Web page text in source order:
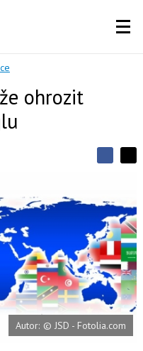
ohrozit
S
l
e
t
S
e
j
t
e
a
F
a
e
b
o
o
e
j
t
e
n
a
s
í
t
i
X
Autor: © JSD - Fotolia.com